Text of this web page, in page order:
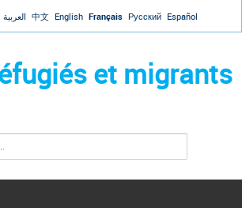
Jump to navigationالعربية 中文 English Français Русский Español
et migrants